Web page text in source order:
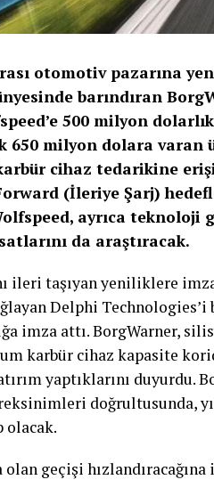
otomotiv pazarına
barındıran
500 milyon
650 milyon dolara
cihaz tedarikine
(İleriye Şarj)
ayrıca teknoloji
da araştıracak.
ileri taşıyan yeniliklere
Delphi Technologies’i
imza attı. BorgWarner,
karbür cihaz kapasite
yaptıklarını duyurdu.
doğrultusunda,
olacak.
geçişi hızlandıracağına